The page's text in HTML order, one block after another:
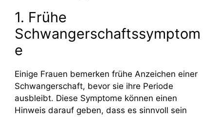
1. Frühe
Schwangerschaftssymptom
e
Einige Frauen bemerken frühe Anzeichen einer
Schwangerschaft, bevor sie ihre Periode
ausbleibt. Diese Symptome können einen
Hinweis darauf geben, dass es sinnvoll sein